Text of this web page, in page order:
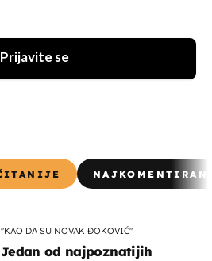
Prijavite se
"KAO DA SU NOVAK ĐOKOVIĆ"
Jedan od najpoznatijih